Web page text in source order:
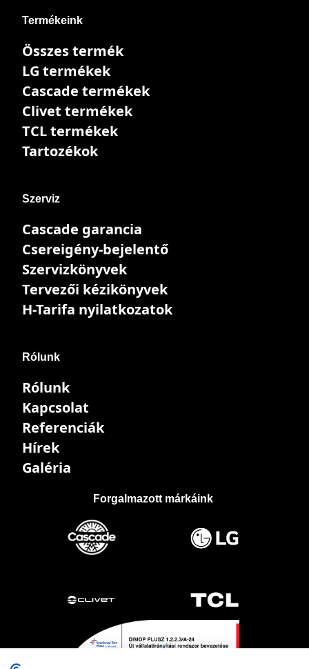
Termékeink
Összes termék
LG termékek
Cascade termékek
Clivet termékek
TCL termékek
Tartozékok
Szerviz
Cascade garancia
Csereigény-bejelentő
Szervizkönyvek
Tervezői kézikönyvek
H-Tarifa nyilatkozatok
Rólunk
Rólunk
Kapcsolat
Referenciák
Hírek
Galéria
Forgalmazott márkáink